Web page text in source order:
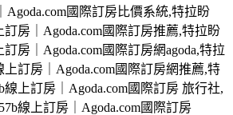
Agoda.com國際訂房比價系統,特拉盼
訂房｜Agoda.com國際訂房推薦,特拉盼
訂房｜Agoda.com國際訂房網agoda,特拉
上訂房｜Agoda.com國際訂房網推薦,特
線上訂房｜Agoda.com國際訂房 旅行社,
線上訂房｜Agoda.com國際訂房